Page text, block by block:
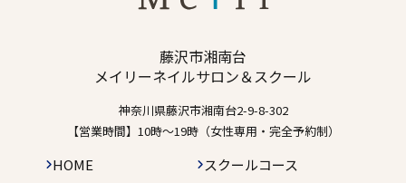
藤沢市湘南台
メイリーネイルサロン＆スクール
神奈川県藤沢市湘南台2-9-8-302
【営業時間】10時〜19時（女性専用・完全予約制）
HOME
スクールコース